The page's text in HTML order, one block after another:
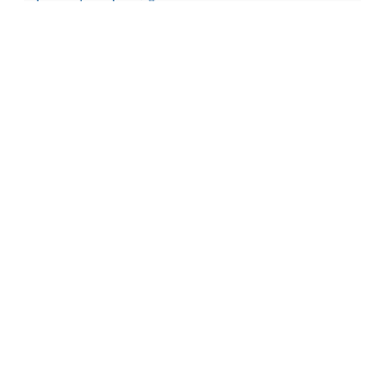
E-posta adresi